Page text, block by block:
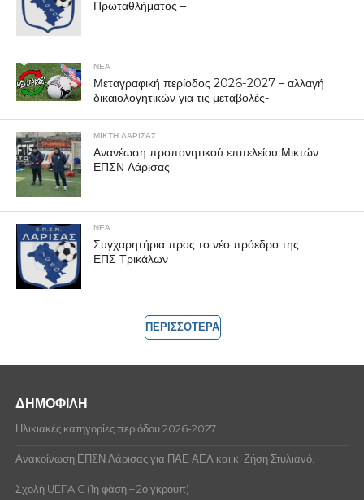
Πρωταθλήματος –
ΝΕΑ
Μεταγραφική περίοδος 2026-2027 – αλλαγή
δικαιολογητικών για τις μεταβολές-
ΜΙΚΤΗ ΛΑΡΙΣΑΣ
Ανανέωση προπονητικού επιτελείου Μικτών
ΕΠΣΝ Λάρισας
ΝΕΑ
Συγχαρητήρια προς το νέο πρόεδρο της
ΕΠΣ Τρικάλων
ΠΕΡΙΣΣΟΤΕΡΑ
ΔΗΜΟΦΙΛΗ
Ηλικιακές κατηγορίες περιόδου 2026-2027
Ανακοίνωση ΕΠΣΝ Λάρισας για ΠΑΕ ΑΕΛ και κ. Ζήση Στυλιανό.
Σχολή UEFA C (1η φάση – 2ο γκρουπ)